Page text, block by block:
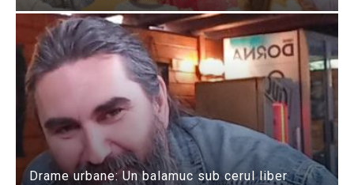
Drame urbane: Un balamuc sub cerul liber